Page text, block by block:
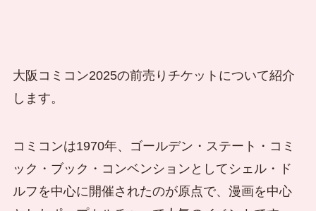
大阪コミコン2025の前売りチケットについて紹介
します。
コミコンは1970年、ゴールデン・ステート・コミ
ック・ブック・コンベンションとしてシェル・ド
ルフを中心に開催されたのが原点で、漫画を中心